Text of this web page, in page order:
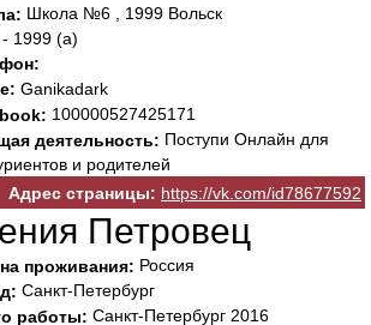
Школа №6 , 1999 Вольск
1999 (а)
Ganikadark
100000527425171
деятельность: Поступи Онлайн для
и родителей
Адрес страницы: https://vk.com/id78677592
Петровец
проживания: Россия
Санкт-Петербург
работы: Санкт-Петербург 2016